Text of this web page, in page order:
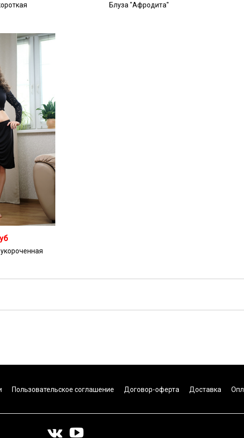
Блуза "Афродита"
Пользовательское соглашение Договор-оферта Доставка